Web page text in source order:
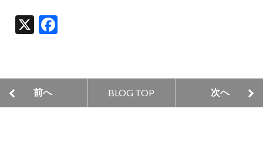
X
e
前へ BLOG TOP 次へ